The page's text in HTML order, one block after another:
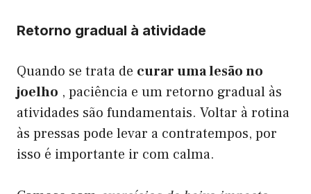
Retorno gradual à atividade
Quando se trata de curar uma lesão no
joelho , paciência e um retorno gradual às
atividades são fundamentais. Voltar à rotina
às pressas pode levar a contratempos, por
isso é importante ir com calma.